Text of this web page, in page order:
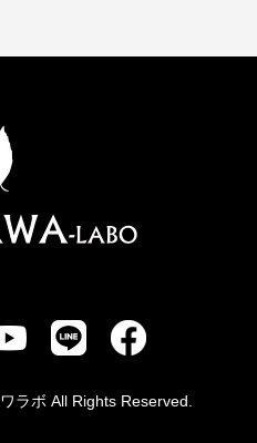
ラボ All Rights Reserved.